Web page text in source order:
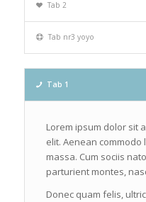
Tab 2
Tab nr3 yoyo
Tab 1
Lorem ipsum dolor sit
elit. Aenean
massa. Cum sociis
parturient montes,
Donec quam felis,